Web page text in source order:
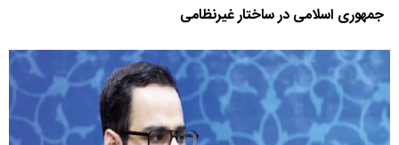
جمهوری اسلامی در ساختار غیرنظامی